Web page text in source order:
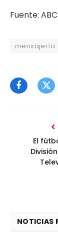
Fuente: ABC
mensajería
Facebook
El
NOTICIAS